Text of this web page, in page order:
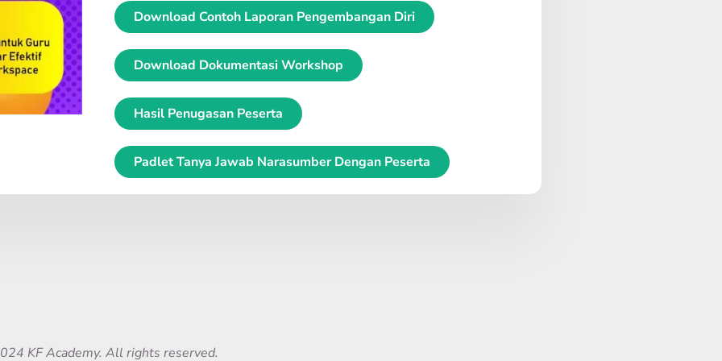
Download Contoh Laporan Pengembangan Diri
Download Dokumentasi Workshop
Hasil Penugasan Peserta
Padlet Tanya Jawab Narasumber Dengan Peserta
KF Academy. All rights reserved.